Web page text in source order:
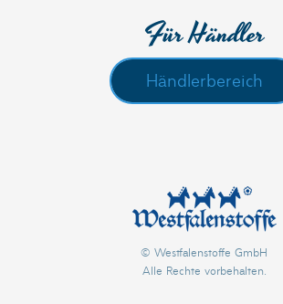
Für Händler
Händlerbereich
© Westfalenstoffe GmbH
Alle Rechte vorbehalten.